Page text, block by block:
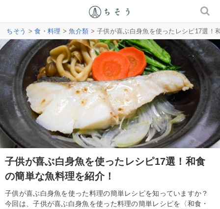
ちそう >食・料理 >魚介類 > 子供が喜ぶ白身魚を使ったレシピ17選！
子供が喜ぶ白身魚を使ったレシピ17選！和食
の簡単な魚料理を紹介！
子供が喜ぶ白身魚を使った料理の簡単レシピを知っていますか？
今回は、子供が喜ぶ白身魚を使った料理の簡単レシピを〈和食・